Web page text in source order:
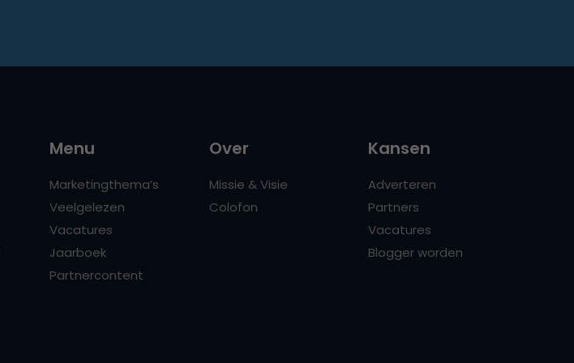
Menu
Marketingthema’s
Veelgelezen
Vacatures
Jaarboek
Partnercontent
Over
Missie & Visie
Colofon
Kansen
Adverteren
Partners
Vacatures
Blogger worden